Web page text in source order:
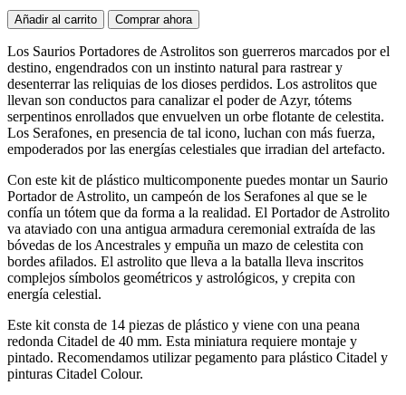
37,00 €. 29,60 €.
Saurio
Portador
de
Astrolito
cantidad
Añadir al carrito Comprar ahora
Los Saurios Portadores de Astrolitos son guerreros marcados por el
destino, engendrados con un instinto natural para rastrear y
desenterrar las reliquias de los dioses perdidos. Los astrolitos que
llevan son conductos para canalizar el poder de Azyr, tótems
serpentinos enrollados que envuelven un orbe flotante de celestita.
Los Serafones, en presencia de tal icono, luchan con más fuerza,
empoderados por las energías celestiales que irradian del artefacto.
Con este kit de plástico multicomponente puedes montar un Saurio
Portador de Astrolito, un campeón de los Serafones al que se le
confía un tótem que da forma a la realidad. El Portador de Astrolito
va ataviado con una antigua armadura ceremonial extraída de las
bóvedas de los Ancestrales y empuña un mazo de celestita con
bordes afilados. El astrolito que lleva a la batalla lleva inscritos
complejos símbolos geométricos y astrológicos, y crepita con
energía celestial.
Este kit consta de 14 piezas de plástico y viene con una peana
redonda Citadel de 40 mm. Esta miniatura requiere montaje y
pintado. Recomendamos utilizar pegamento para plástico Citadel y
pinturas Citadel Colour.